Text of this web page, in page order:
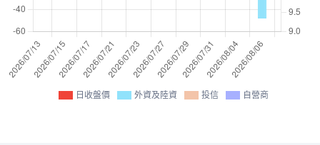
日收盤價 外資及陸資 投信 自營商